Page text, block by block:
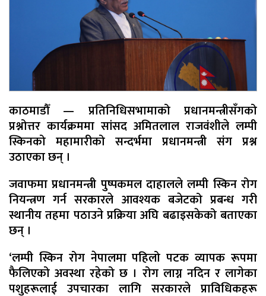
काठमाडौँ — प्रतिनिधिसभामाको प्रधानमन्त्रीसँगको
प्रश्नोत्तर कार्यक्रममा सांसद अमितलाल राजवंशीले लम्पी
स्किनको महामारीको सन्दर्भमा प्रधानमन्त्री संग प्रश्न
उठाएका छन् ।
जवाफमा प्रधानमन्त्री पुष्पकमल दाहालले लम्पी स्किन रोग
नियन्त्रण गर्न सरकारले आवश्यक बजेटको प्रबन्ध गरी
स्थानीय तहमा पठाउने प्रक्रिया अघि बढाइसकेको बताएका
छन् ।
‘लम्पी स्किन रोग नेपालमा पहिलो पटक व्यापक रूपमा
फैलिएको अवस्था रहेको छ । रोग लाग्न नदिन र लागेका
पशुहरूलाई उपचारका लागि सरकारले प्राविधिकहरू